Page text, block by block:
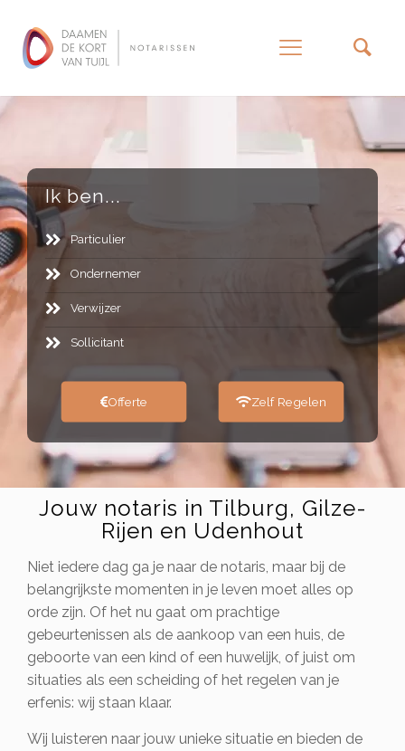
Ik ben...
Particulier
Ondernemer
Verwijzer
Sollicitant
Offerte Zelf Regelen
Jouw notaris in Tilburg, Gilze-
Rijen en Udenhout
Niet iedere dag ga je naar de notaris, maar bij de
belangrijkste momenten in je leven moet alles op
orde zijn. Of het nu gaat om prachtige
gebeurtenissen als de aankoop van een huis, de
geboorte van een kind of een huwelijk, of juist om
situaties als een scheiding of het regelen van je
erfenis: wij staan klaar.
Wij luisteren naar jouw unieke situatie en bieden de